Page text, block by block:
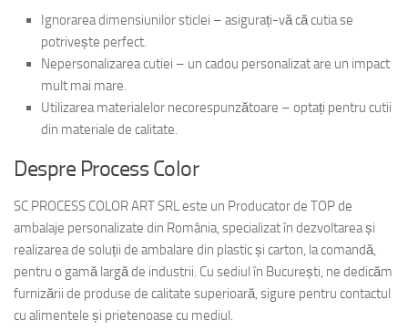
Ignorarea dimensiunilor sticlei – asigurați-vă că cutia se
potrivește perfect.
Nepersonalizarea cutiei – un cadou personalizat are un impact
mult mai mare.
Utilizarea materialelor necorespunzătoare – optați pentru cutii
din materiale de calitate.
Despre Process Color
SC PROCESS COLOR ART SRL este un Producator de TOP de
ambalaje personalizate din România, specializat în dezvoltarea și
realizarea de soluții de ambalare din plastic și carton, la comandă,
pentru o gamă largă de industrii. Cu sediul în București, ne dedicăm
furnizării de produse de calitate superioară, sigure pentru contactul
cu alimentele și prietenoase cu mediul.